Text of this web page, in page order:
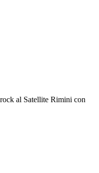
al Satellite Rimini con